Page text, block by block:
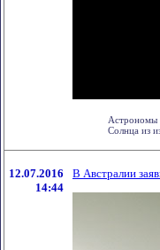
Астрономы
Солнца из
12.07.2016
14:44
В Австралии